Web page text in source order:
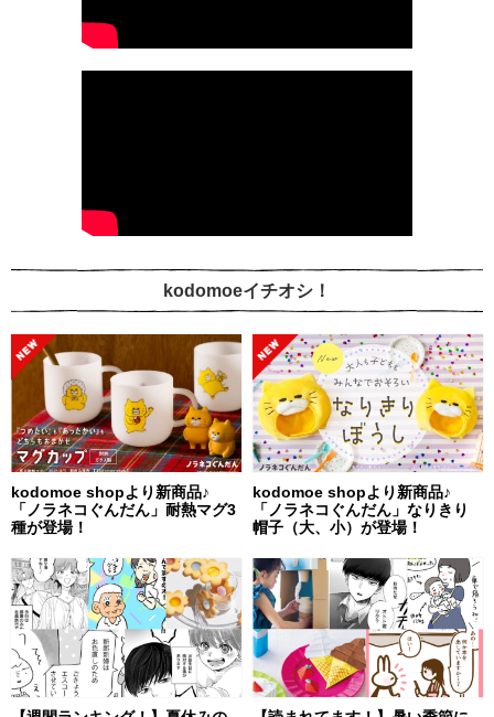
kodomoeイチオシ！
kodomoe shopより新商品♪
「ノラネコぐんだん」耐熱マグ3
種が登場！
kodomoe shopより新商品♪
「ノラネコぐんだん」なりきり
帽子（大、小）が登場！